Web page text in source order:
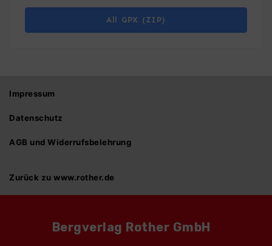
All GPX (ZIP)
Impressum
Datenschutz
AGB und Widerrufsbelehrung
Zurück zu www.rother.de
Bergverlag Rother GmbH